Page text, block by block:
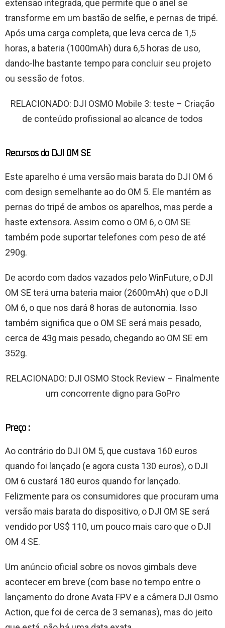
extensão integrada, que permite que o anel se
transforme em um bastão de selfie, e pernas de tripé.
Após uma carga completa, que leva cerca de 1,5
horas, a bateria (1000mAh) dura 6,5 ​​horas de uso,
dando-lhe bastante tempo para concluir seu projeto
ou sessão de fotos.
RELACIONADO: DJI OSMO Mobile 3: teste – Criação
de conteúdo profissional ao alcance de todos
Recursos do DJI OM SE
Este aparelho é uma versão mais barata do DJI OM 6
com design semelhante ao do OM 5. Ele mantém as
pernas do tripé de ambos os aparelhos, mas perde a
haste extensora. Assim como o OM 6, o OM SE
também pode suportar telefones com peso de até
290g.
De acordo com dados vazados pelo WinFuture, o DJI
OM SE terá uma bateria maior (2600mAh) que o DJI
OM 6, o que nos dará 8 horas de autonomia. Isso
também significa que o OM SE será mais pesado,
cerca de 43g mais pesado, chegando ao OM SE em
352g.
RELACIONADO: DJI OSMO Stock Review – Finalmente
um concorrente digno para GoPro
Preço :
Ao contrário do DJI OM 5, que custava 160 euros
quando foi lançado (e agora custa 130 euros), o DJI
OM 6 custará 180 euros quando for lançado.
Felizmente para os consumidores que procuram uma
versão mais barata do dispositivo, o DJI OM SE será
vendido por US$ 110, um pouco mais caro que o DJI
OM 4 SE.
Um anúncio oficial sobre os novos gimbals deve
acontecer em breve (com base no tempo entre o
lançamento do drone Avata FPV e a câmera DJI Osmo
Action, que foi de cerca de 3 semanas), mas do jeito